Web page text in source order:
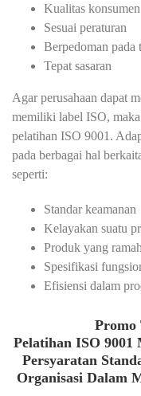
Kualitas konsumen
Sesuai peraturan
Berpedoman pada
Tepat sasaran
Agar perusahaan dapat
memiliki label ISO,
pelatihan ISO 9001.
pada berbagai hal
seperti:
Standar keamanan
Kelayakan suatu
Produk yang
Spesifikasi
Efisiensi dalam
Promo
Pelatihan ISO
Persyaratan
Organisasi Dalam